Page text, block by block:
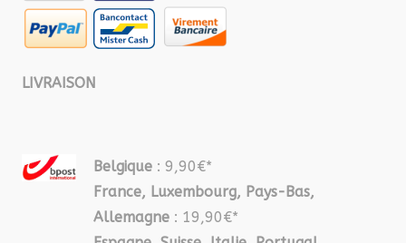
LIVRAISON
Belgique : 9,90€*
France, Luxembourg, Pays-Bas,
Allemagne : 19,90€*